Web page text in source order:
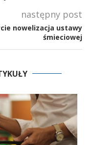
następny post
nowelizacja ustawy
śmieciowej